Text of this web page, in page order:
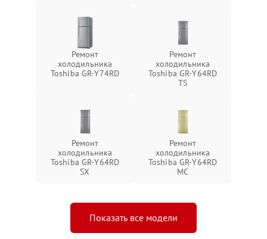
Ремонт
холодильника
Toshiba GR-Y74RD
Ремонт
холодильника
Toshiba GR-Y64RD
TS
Ремонт
холодильника
Toshiba GR-Y64RD
SX
Ремонт
холодильника
Toshiba GR-Y64RD
MC
Показать все модели